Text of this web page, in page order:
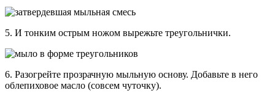
5. И тонким острым ножом вырежьте треугольнички.
6. Разогрейте прозрачную мыльную основу. Добавьте в него
облепиховое масло (совсем чуточку).